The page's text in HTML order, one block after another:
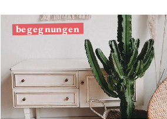
begegnungen